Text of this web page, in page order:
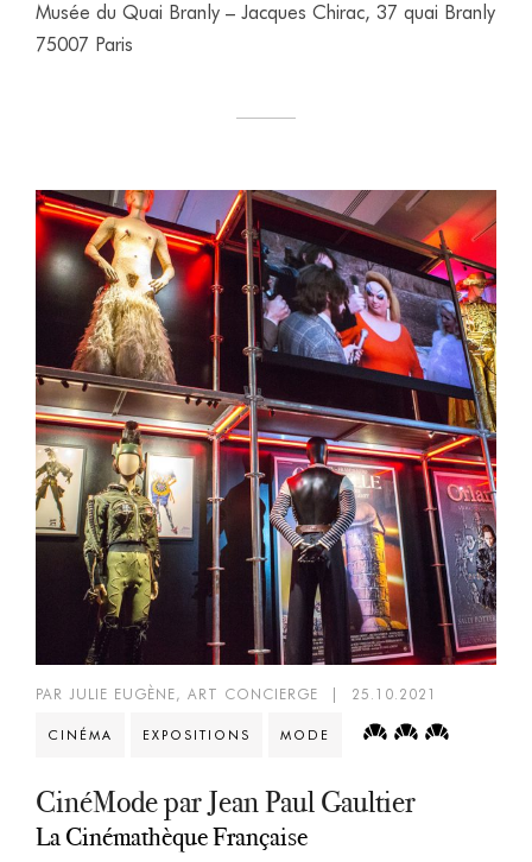
Musée du Quai Branly – Jacques Chirac, 37 quai Branly
75007 Paris
PAR JULIE EUGÈNE, ART CONCIERGE 25.10.2021
CINÉMA EXPOSITIONS MODE
CinéMode par Jean Paul Gaultier
La Cinémathèque Française